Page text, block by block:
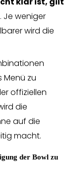
Je weniger
wird die
Menü zu
offiziellen
die
auf die
macht.
der Bowl zu